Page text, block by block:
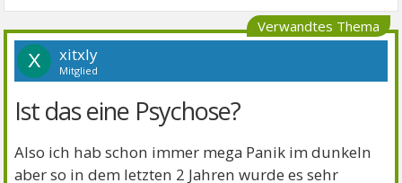
Verwandtes Thema
X xitxly
Mitglied
Ist das eine Psychose?
Also ich hab schon immer mega Panik im dunkeln
aber so in dem letzten 2 Jahren wurde es sehr